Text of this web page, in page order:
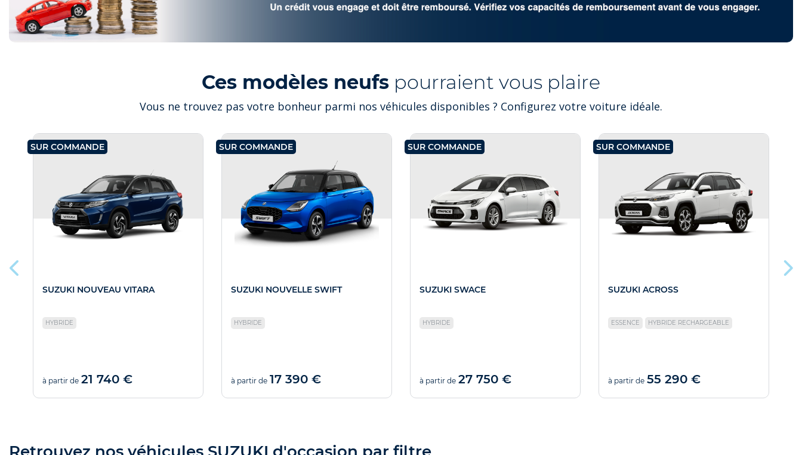
Ces modèles neufs pourraient vous plaire
Vous ne trouvez pas votre bonheur parmi nos véhicules disponibles ? Configurez votre voiture idéale.
SUR COMMANDE
SUZUKI NOUVEAU VITARA
HYBRIDE
à partir de 21 740 €
SUR COMMANDE
SUZUKI NOUVELLE SWIFT
HYBRIDE
à partir de 17 390 €
SUR COMMANDE
SUZUKI SWACE
HYBRIDE
à partir de 27 750 €
SUR COMMANDE
SUZUKI ACROSS
ESSENCE HYBRIDE RECHARGEABLE
à partir de 55 290 €